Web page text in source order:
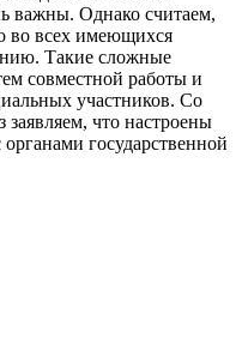
важны. Однако считаем,
во всех имеющихся
Такие сложные
совместной работы и
участников. Со
что настроены
государственной